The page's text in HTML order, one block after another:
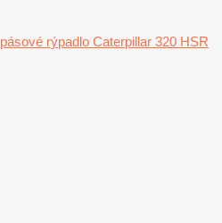
pásové rýpadlo Caterpillar 320 HSR